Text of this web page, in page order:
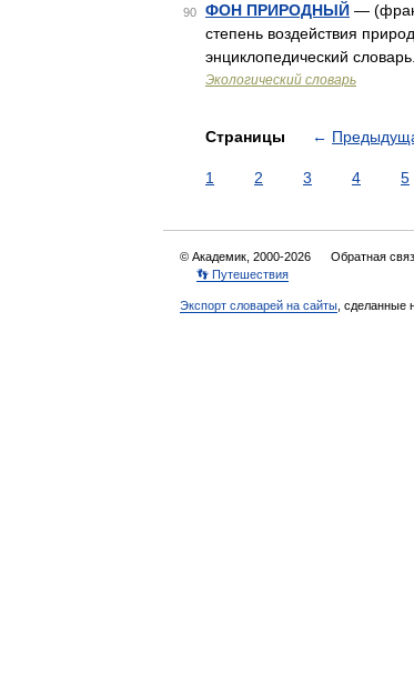
90 ФОН ПРИРОДНЫЙ —
степень воздействия
энциклопедический
Экологический словарь
Страницы ←
1 2 3 4 5
© Академик, 2000-2026 Обратная
👣 Путешествия
Экспорт словарей на сайты , сделанные